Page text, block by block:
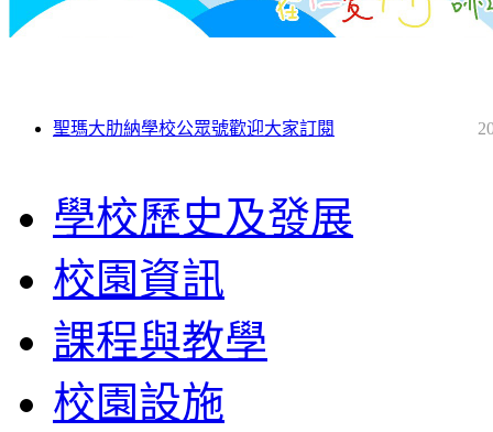
聖瑪大肋納學校公眾號歡迎大家訂閱
學校歷史及發展
校園資訊
課程與教學
校園設施